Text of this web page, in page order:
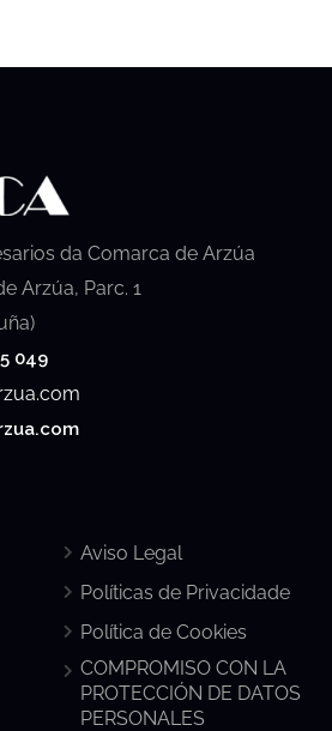
da Comarca de Arzúa
Arzúa, Parc. 1
049
Aviso Legal
Políticas de Privacidade
Política de Cookies
COMPROMISO CON LA
PROTECCIÓN DE DATOS
PERSONALES